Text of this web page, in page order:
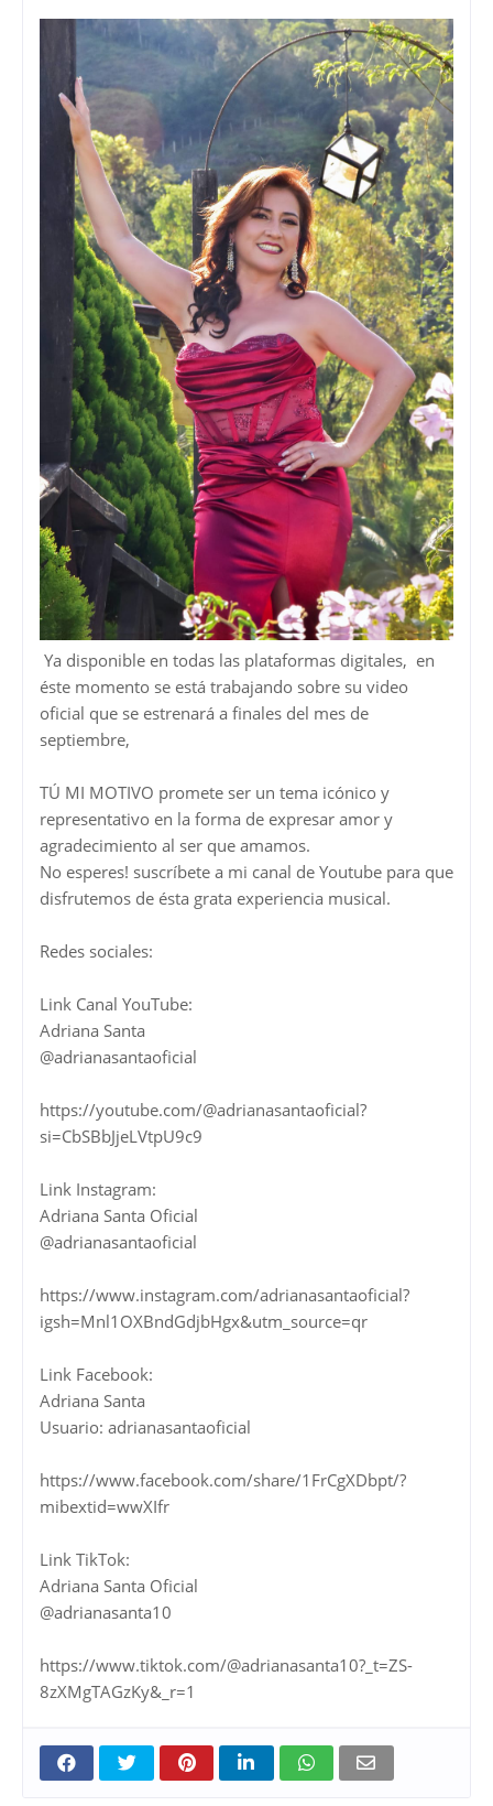
Ya disponible en todas las plataformas digitales, en
éste momento se está trabajando sobre su video
oficial que se estrenará a finales del mes de
septiembre,
TÚ MI MOTIVO promete ser un tema icónico y
representativo en la forma de expresar amor y
agradecimiento al ser que amamos.
No esperes! suscríbete a mi canal de Youtube para que
disfrutemos de ésta grata experiencia musical.
Redes sociales:
Link Canal YouTube:
Adriana Santa
@adrianasantaoficial
https://youtube.com/@adrianasantaoficial?
si=CbSBbJjeLVtpU9c9
Link Instagram:
Adriana Santa Oficial
@adrianasantaoficial
https://www.instagram.com/adrianasantaoficial?
igsh=Mnl1OXBndGdjbHgx&utm_source=qr
Link Facebook:
Adriana Santa
Usuario: adrianasantaoficial
https://www.facebook.com/share/1FrCgXDbpt/?
mibextid=wwXIfr
Link TikTok:
Adriana Santa Oficial
@adrianasanta10
https://www.tiktok.com/@adrianasanta10?_t=ZS-
8zXMgTAGzKy&_r=1